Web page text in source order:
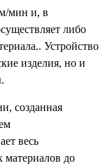
мин и, в
либо
Устройство
изделия, но и
созданная
весь
материалов до